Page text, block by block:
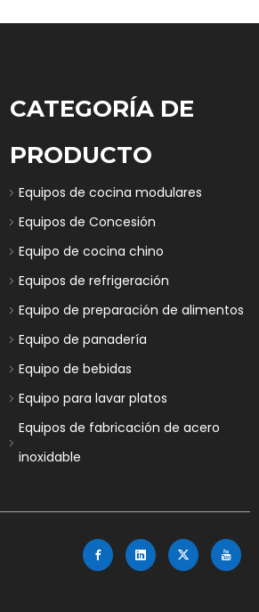
CATEGORÍA DE
PRODUCTO
Equipos de cocina modulares
Equipos de Concesión
Equipo de cocina chino
Equipos de refrigeración
Equipo de preparación de alimentos
Equipo de panadería
Equipo de bebidas
Equipo para lavar platos
Equipos de fabricación de acero
inoxidable